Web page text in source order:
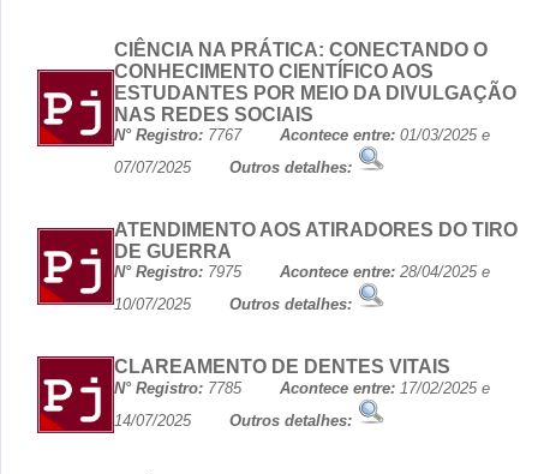
CIÊNCIA NA PRÁTICA: CONECTANDO O
CONHECIMENTO CIENTÍFICO AOS
ESTUDANTES POR MEIO DA DIVULGAÇÃO
NAS REDES SOCIAIS
N° Registro: 7767 Acontece entre: 01/03/2025 e
07/07/2025 Outros detalhes:
ATENDIMENTO AOS ATIRADORES DO TIRO
DE GUERRA
N° Registro: 7975 Acontece entre: 28/04/2025 e
10/07/2025 Outros detalhes:
CLAREAMENTO DE DENTES VITAIS
N° Registro: 7785 Acontece entre: 17/02/2025 e
14/07/2025 Outros detalhes: